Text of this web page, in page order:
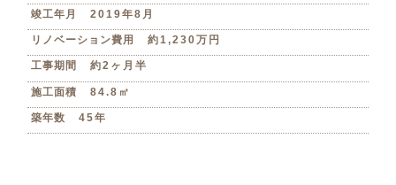
竣工年月 2019年8月
リノベーション費用 約1,230万円
工事期間 約2ヶ月半
施工面積 84.8㎡
築年数 45年